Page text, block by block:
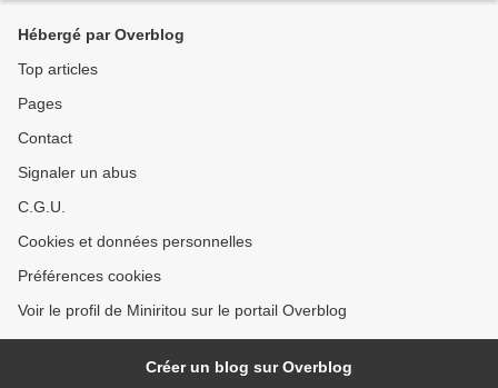
Hébergé par Overblog
Top articles
Pages
Contact
Signaler un abus
C.G.U.
Cookies et données personnelles
Préférences cookies
Voir le profil de Miniritou sur le portail Overblog
Créer un blog sur Overblog